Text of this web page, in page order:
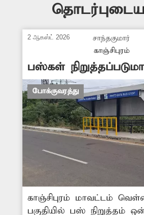
2 ஆகஸ்ட் 2026
சாந்தகுமார்
காஞ்சிபுரம்
பஸ்கள்
போக்குவரத்து
காஞ்சிபுரம் மாவட்டம்
பகுதியில் பஸ் நிறுத்தம்